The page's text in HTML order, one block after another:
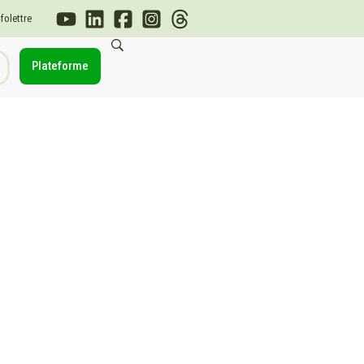
Plateforme